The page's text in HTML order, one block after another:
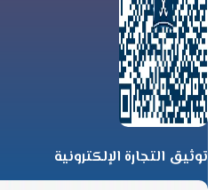
توثيق التجارة الإلكترونية